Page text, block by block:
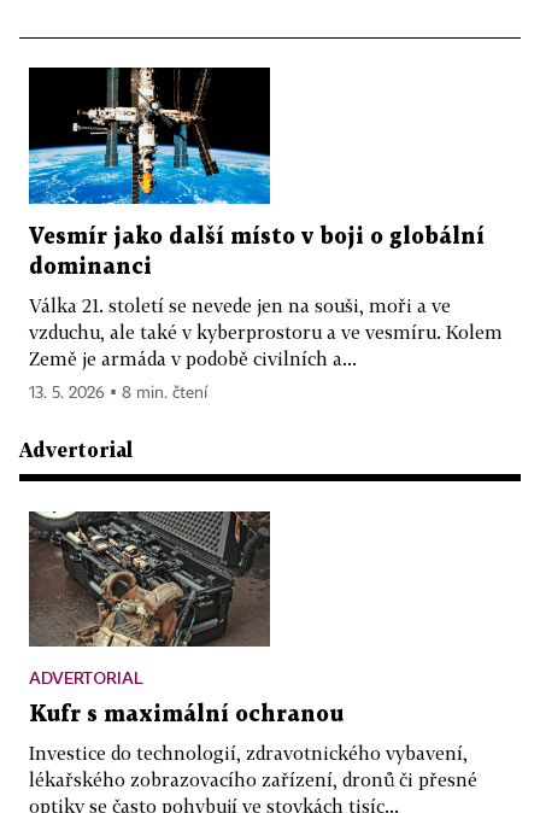
Vesmír jako další místo v boji o globální
dominanci
Válka 21. století se nevede jen na souši, moři a ve
vzduchu, ale také v kyberprostoru a ve vesmíru. Kolem
Země je armáda v podobě civilních a...
13. 5. 2026 ▪ 8 min. čtení
Advertorial
ADVERTORIAL
Kufr s maximální ochranou
Investice do technologií, zdravotnického vybavení,
lékařského zobrazovacího zařízení, dronů či přesné
optiky se často pohybují ve stovkách tisíc...